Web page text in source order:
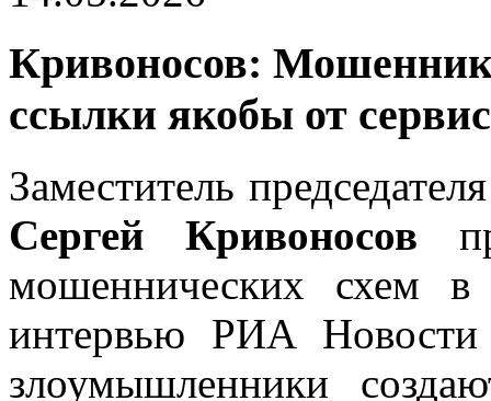
Кривоносов:
ссылки якобы от
Заместитель
Сергей Кривоносов
мошеннических схем в
интервью РИА Новости
злоумышленники